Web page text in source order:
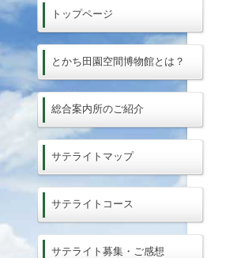
トップページ
とかち田園空間博物館とは？
総合案内所のご紹介
サテライトマップ
サテライトコース
サテライト募集・ご感想